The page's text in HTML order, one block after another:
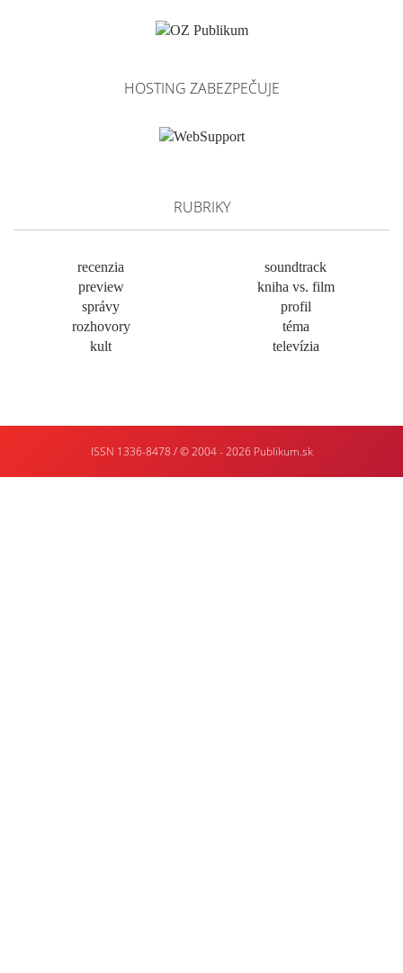
HOSTING ZABEZPEČUJE
RUBRIKY
recenzia
preview
správy
rozhovory
kult
soundtrack
kniha vs. film
profil
téma
televízia
ISSN 1336-8478 / © 2004 - 2026 Publikum.sk